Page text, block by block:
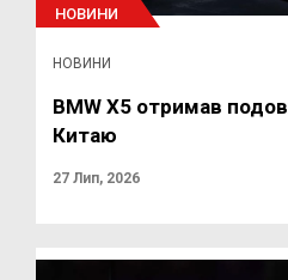
НОВИНИ
НОВИНИ
BMW X5 отримав
Китаю
27 Лип, 2026